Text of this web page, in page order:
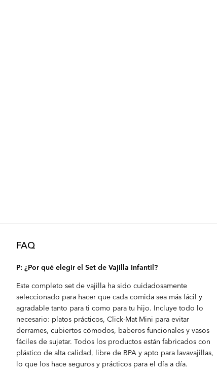
FAQ
P: ¿Por qué elegir el Set de Vajilla Infantil?
Este completo set de vajilla ha sido cuidadosamente
seleccionado para hacer que cada comida sea más fácil y
agradable tanto para ti como para tu hijo. Incluye todo lo
necesario: platos prácticos, Click-Mat Mini para evitar
derrames, cubiertos cómodos, baberos funcionales y vasos
fáciles de sujetar. Todos los productos están fabricados con
plástico de alta calidad, libre de BPA y apto para lavavajillas,
lo que los hace seguros y prácticos para el día a día.